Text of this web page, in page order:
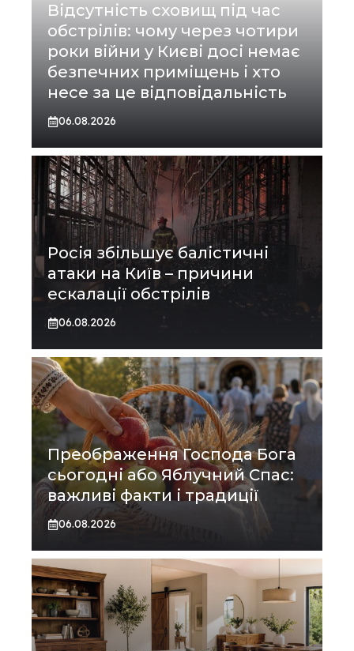
Відсутність сховищ під час
обстрілів: чому через чотири
роки війни у Києві досі немає
безпечних приміщень і хто
несе за це відповідальність
06.08.2026
Росія збільшує балістичні
атаки на Київ – причини
ескалації обстрілів
06.08.2026
Преображення Господа Бога
сьогодні або Яблучний Спас:
важливі факти і традиції
06.08.2026